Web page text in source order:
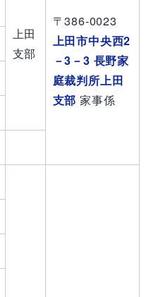
上田
支部
〒386-0023
上田市中央西2
－3－3 長野家
庭裁判所上田
支部 家事係